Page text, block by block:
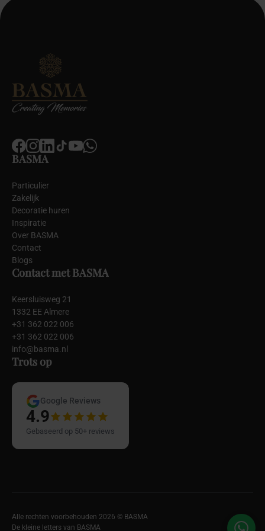
BASMA
Particulier
Zakelijk
Decoratie huren
Inspiratie
Over BASMA
Contact
Blogs
Contact met BASMA
Keersluisweg 21
1332 EE Almere
+31 362 022 006
+31 362 022 006
info@basma.nl
Trots op
Google Reviews
4.9
Gebaseerd op 50+ reviews
Alle rechten voorbehouden 2026 © BASMA
De kleine letters van BASMA